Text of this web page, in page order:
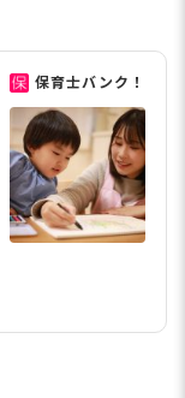
保育士バンク！